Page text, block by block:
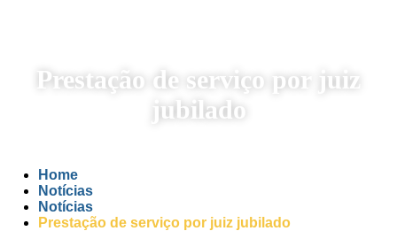
Prestação de serviço por juiz
jubilado
Home
Notícias
Notícias
Prestação de serviço por juiz jubilado